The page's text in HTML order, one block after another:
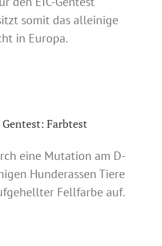
somit das alleinige
in Europa.
Farbtest
eine Mutation am D-
Hunderassen Tiere
Fellfarbe auf.